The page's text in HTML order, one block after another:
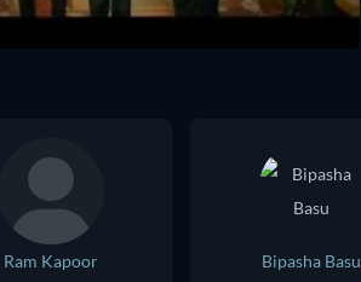
Ram Kapoor
Bipasha Basu